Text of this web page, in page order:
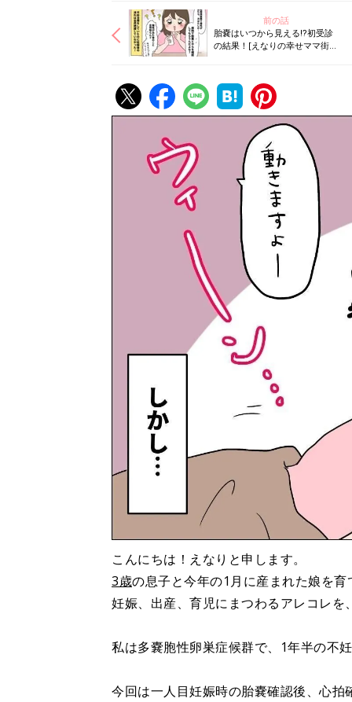
前の話
胎嚢はいつから見える⁉︎初受診
の結果！[えなりの幸せママ街道
こんにちは！えなりと申します。
3歳の息子と今年の1月に産まれた娘を
妊娠、出産、育児にまつわるアレコレを
私は多嚢胞性卵巣症候群で、1年半の不
今回は一人目妊娠時の胎嚢確認後、心